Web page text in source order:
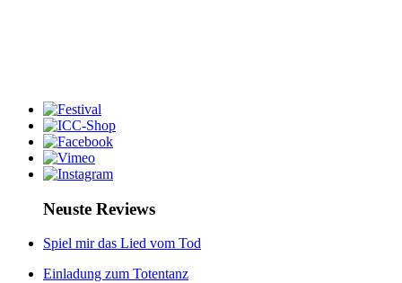
Neuste Reviews
Spiel mir das Lied vom Tod
Einladung zum Totentanz